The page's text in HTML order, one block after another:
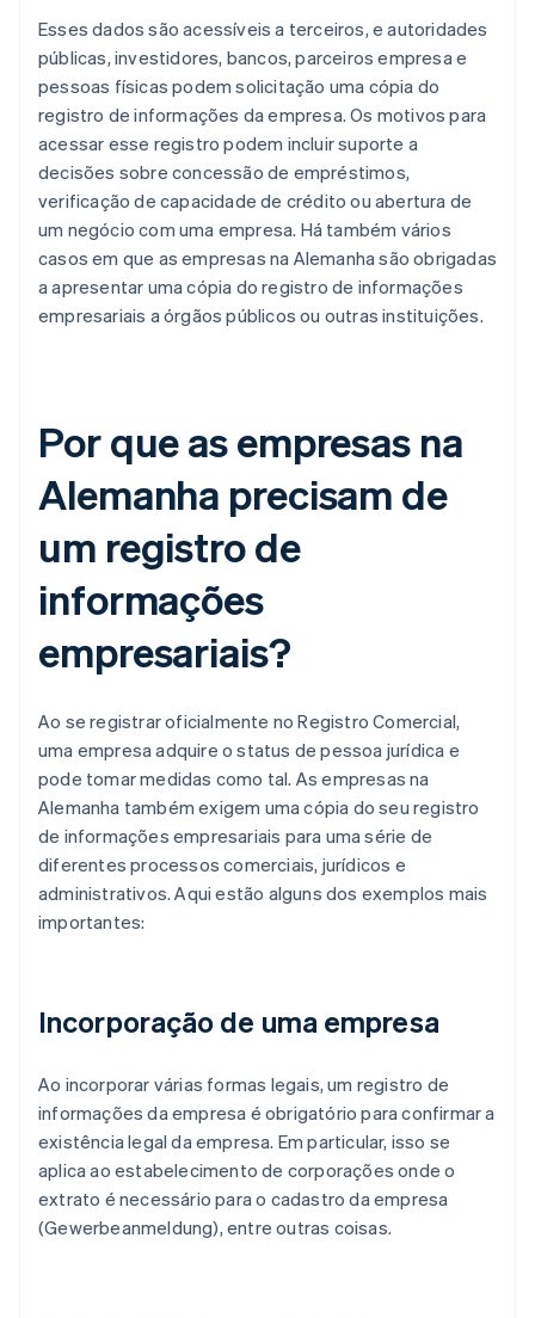
Esses dados são acessíveis a terceiros, e autoridades
públicas, investidores, bancos, parceiros empresa e
pessoas físicas podem solicitação uma cópia do
registro de informações da empresa. Os motivos para
acessar esse registro podem incluir suporte a
decisões sobre concessão de empréstimos,
verificação de capacidade de crédito ou abertura de
um negócio com uma empresa. Há também vários
casos em que as empresas na Alemanha são obrigadas
a apresentar uma cópia do registro de informações
empresariais a órgãos públicos ou outras instituições.
Por que as empresas na
Alemanha precisam de
um registro de
informações
empresariais?
Ao se registrar oficialmente no Registro Comercial,
uma empresa adquire o status de pessoa jurídica e
pode tomar medidas como tal. As empresas na
Alemanha também exigem uma cópia do seu registro
de informações empresariais para uma série de
diferentes processos comerciais, jurídicos e
administrativos. Aqui estão alguns dos exemplos mais
importantes:
Incorporação de uma empresa
Ao incorporar várias formas legais, um registro de
informações da empresa é obrigatório para confirmar a
existência legal da empresa. Em particular, isso se
aplica ao estabelecimento de corporações onde o
extrato é necessário para o cadastro da empresa
(Gewerbeanmeldung), entre outras coisas.